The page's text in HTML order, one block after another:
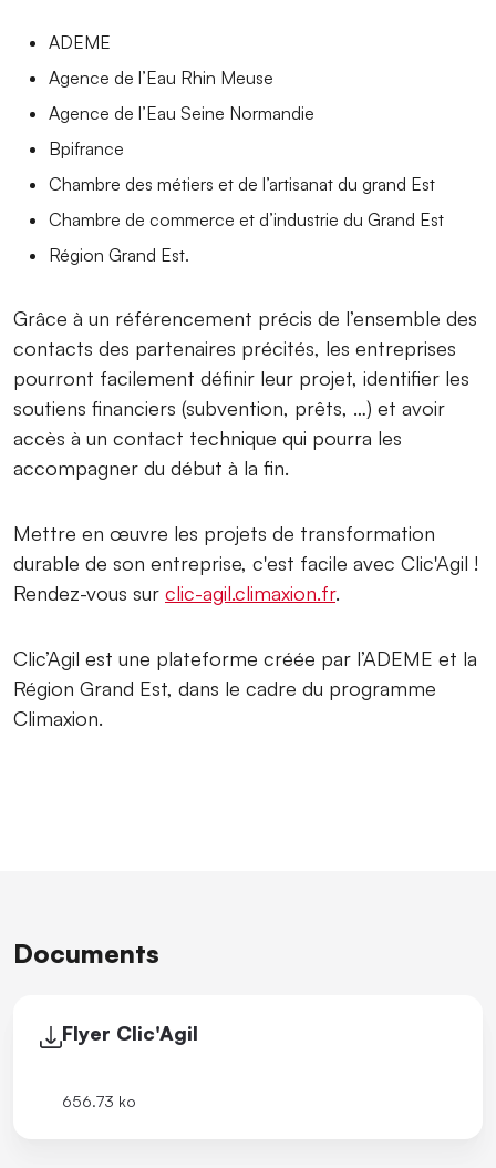
ADEME
Agence de l’Eau Rhin Meuse
Agence de l’Eau Seine Normandie
Bpifrance
Chambre des métiers et de l’artisanat du grand Est
Chambre de commerce et d’industrie du Grand Est
Région Grand Est.
Grâce à un référencement précis de l’ensemble des
contacts des partenaires précités, les entreprises
pourront facilement définir leur projet, identifier les
soutiens financiers (subvention, prêts, …) et avoir
accès à un contact technique qui pourra les
accompagner du début à la fin.
Mettre en œuvre les projets de transformation
durable de son entreprise, c'est facile avec Clic'Agil !
Rendez-vous sur clic-agil.climaxion.fr.
Clic’Agil est une plateforme créée par l’ADEME et la
Région Grand Est, dans le cadre du programme
Climaxion.
Documents
Flyer Clic'Agil
656.73 ko